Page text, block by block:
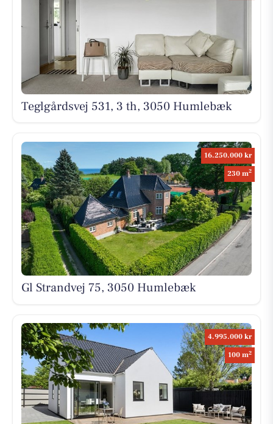
Teglgårdsvej 531, 3 th, 3050 Humlebæk
16.250.000 kr
230 m2
Gl Strandvej 75, 3050 Humlebæk
4.995.000 kr
100 m2